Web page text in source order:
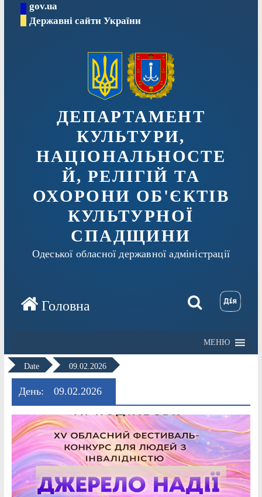
Перейтиgov.ua
Державні сайти України
ДЕПАРТАМЕНТ
КУЛЬТУРИ,
НАЦІОНАЛЬНОСТЕ
Й, РЕЛІГІЙ ТА
ОХОРОНИ ОБ'ЄКТІВ
КУЛЬТУРНОЇ
СПАДЩИНИ
Одеської обласної державної адміністрації
МЕНЮ
Date 09.02.2026
День: 09.02.2026